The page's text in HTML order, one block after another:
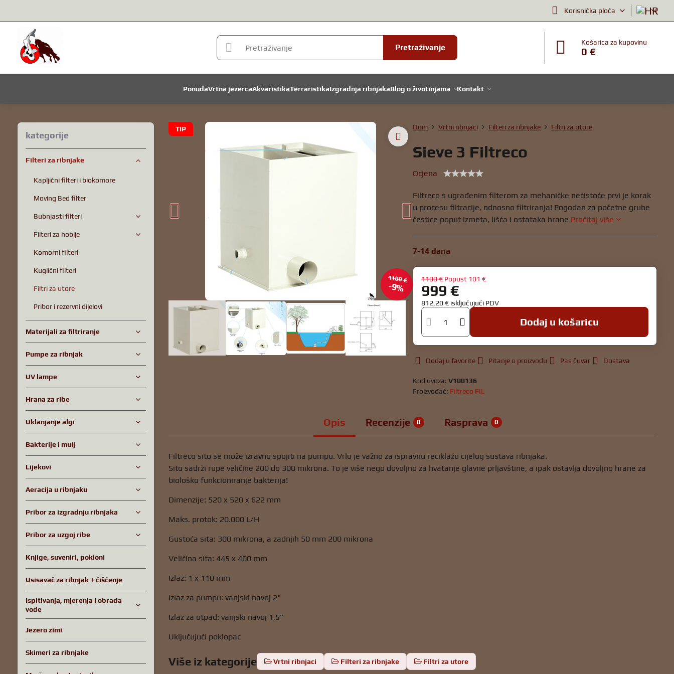
Korisnička ploča
Pretraživanje
Košarica za kupovinu
0 €
PonudaVrtna jezercaAkvaristikaTerraristikaIzgradnja ribnjakaBlog o životinjama Kontakt
TIP
1100 €
9%
Dom Vrtni ribnjaci Filteri za ribnjake Filtri za utore
Sieve 3 Filtreco
Ocjena
Filtreco s ugrađenim filterom za mehaničke nečistoće prvi je korak
u procesu filtracije, odnosno filtriranja! Pogodan za početne grube
čestice poput izmeta, lišća i ostataka hrane Pročitaj više
7-14 dana
1100 € Popust 101 €
999 €
812,20 € isključujući PDV
Dodaj u košaricu
Dodaj u favorite Pitanje o proizvodu Pas čuvar Dostava
Kod uvoza:V100136
Proizvođač: Filtreco FIL
Opis Recenzije 0 Rasprava 0
Filtreco sito se može izravno spojiti na pumpu. Vrlo je važno za ispravnu reciklažu cijelog sustava ribnjaka.
Sito sadrži rupe veličine 200 do 300 mikrona. To je više nego dovoljno za hvatanje glavne prljavštine, a ipak ostavlja dovoljno hrane za
biološko funkcioniranje bakterija!
Dimenzije: 520 x 520 x 622 mm
Maks. protok: 20.000 L/H
Gustoća sita: 300 mikrona, a zadnjih 50 mm 200 mikrona
Veličina sita: 445 x 400 mm
Izlaz: 1 x 110 mm
Izlaz za pumpu: vanjski navoj 2"
Izlaz za otpad: vanjski navoj 1,5"
Uključujući poklopac
Više iz kategorije Vrtni ribnjaci Filteri za ribnjake Filtri za utore
kategorije
Filteri za ribnjake
Kapljični filteri i biokomore
Moving Bed filter
Bubnjasti filteri
Filteri za hobije
Komorni filteri
Kuglični filteri
Filtri za utore
Pribor i rezervni dijelovi
Materijali za filtriranje
Pumpe za ribnjak
UV lampe
Hrana za ribe
Uklanjanje algi
Bakterije i mulj
Lijekovi
Aeracija u ribnjaku
Pribor za izgradnju ribnjaka
Pribor za uzgoj ribe
Knjige, suveniri, pokloni
Usisavač za ribnjak + čišćenje
Ispitivanja, mjerenja i obrada
vode
Jezero zimi
Skimeri za ribnjake